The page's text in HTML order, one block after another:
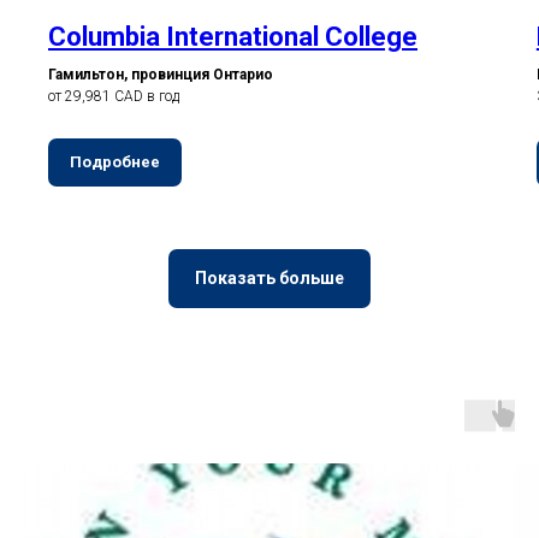
Columbia International College
Гамильтон, провинция Онтарио
от 29,981 CAD в год
Подробнее
Показать больше